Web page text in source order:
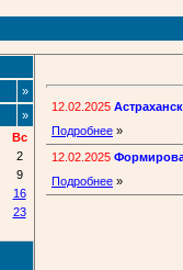
»
»
Вс
2
9
16
23
12.02.2025
Подробнее »
12.02.2025
Подробнее »